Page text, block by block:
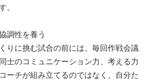
。
調性を養う
りに挑む試合の前には、毎回作戦会議
士のコミュニケーション力、考える力
ーチが組み立てるのではなく、自分た